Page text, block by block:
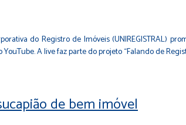
do Registro de Imóveis (UNIREGISTRAL)
A live faz parte do projeto “Falando de
de bem imóvel